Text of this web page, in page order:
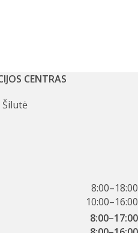
CENTRAS
8:00–18:00
10:00–16:00
8:00–17:00